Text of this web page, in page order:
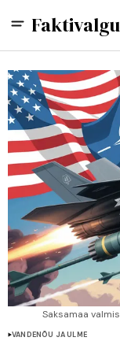
Saksamaa
VANDENÕU JA ULME